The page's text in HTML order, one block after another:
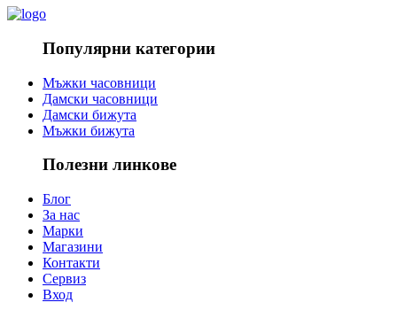
Популярни категории
Мъжки часовници
Дамски часовници
Дамски бижута
Мъжки бижута
Полезни линкове
Блог
За нас
Марки
Магазини
Контакти
Сервиз
Вход